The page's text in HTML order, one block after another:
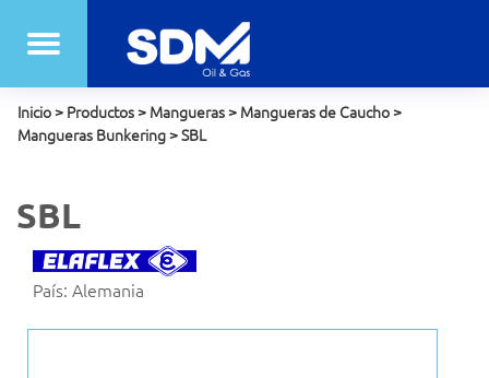
Inicio> Productos> Mangueras> Mangueras de Caucho>
Mangueras Bunkering>SBL
SBL
País: Alemania